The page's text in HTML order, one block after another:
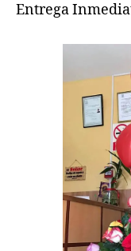
Entrega